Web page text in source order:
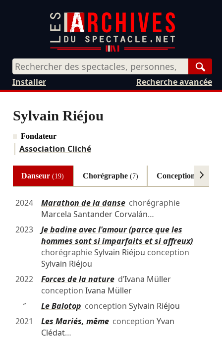
Recherche avancée
Installer
Sylvain Riéjou
Fondateur
Association Cliché
Danseur(19) Chorégraphe (7) Conception (4)
2024 Marathon de la dansechorégraphie
Marcela Santander Corvalán…
2023
Je badine avec l'amour (parce que les
hommes sont si imparfaits et si affreux)
chorégraphieSylvain Riéjou conception
Sylvain Riéjou
2022
Forces de la natured’Ivana Müller
conception Ivana Müller
″
Le Balotop conception Sylvain Riéjou
2021
Les Mariés, mêmeconception Yvan
Clédat…